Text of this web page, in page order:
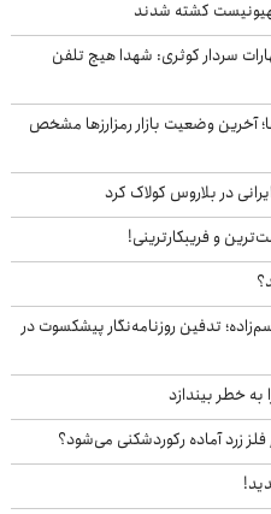
کشته شدند
سردار کوثری: شهدا هیچ تلفن
صرافی‌ها؛ آخرین وضعیت بازار رمزارزها مشخص
در بلاروس کولاک کرد
و فریبکارترینی!
تدفین روزنامه‌نگار پیشکسوت در
خطر بیندازد
زرد آماده رکوردشکنی می‌شود؟